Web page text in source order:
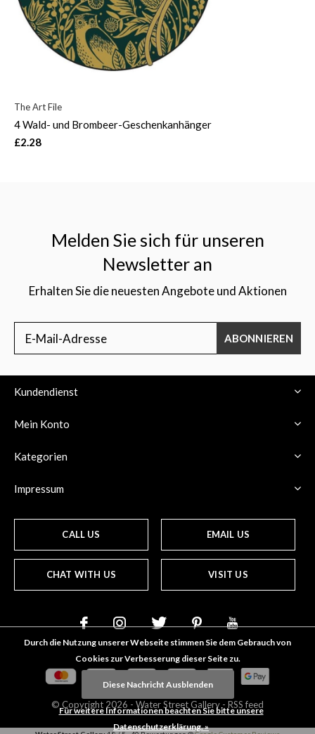
The Art File
4 Wald- und Brombeer-Geschenkanhänger
£2.28
Melden Sie sich für unseren
Newsletter an
Erhalten Sie die neuesten Angebote und Aktionen
ABONNIEREN
Kundendienst
Mein Konto
Kategorien
Impressum
CALL US EMAIL US
CHAT WITH US VISIT US
© Copyright 2026 - Water Street Gallery- RSS feed
Durch die Nutzung unserer Webseite stimmen Sie dem Gebrauch von
Cookies zur Verbesserung dieser Seite zu.
Diese Nachricht Ausblenden
Für weitere Informationen beachten Sie bitte unsere
Datenschutzerklärung. »